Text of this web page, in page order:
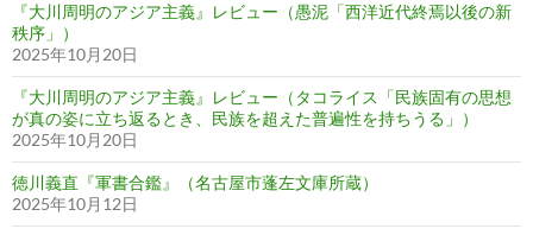
『大川周明のアジア主義』レビュー（愚泥「西洋近代終焉以後の新
秩序」）
2025年10月20日
『大川周明のアジア主義』レビュー（タコライス「民族固有の思想
が真の姿に立ち返るとき、民族を超えた普遍性を持ちうる」）
2025年10月20日
徳川義直『軍書合鑑』（名古屋市蓬左文庫所蔵）
2025年10月12日